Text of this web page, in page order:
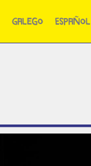
Galego Español